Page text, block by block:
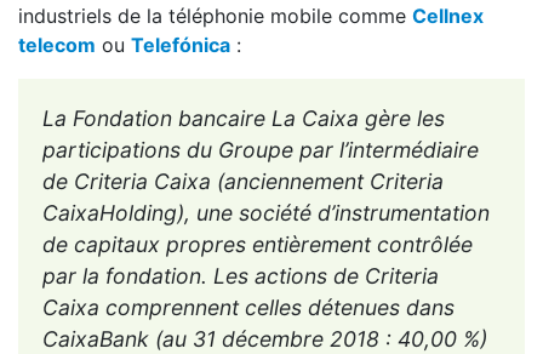
industriels de la téléphonie mobile comme Cellnex
telecom ou Telefónica :
La Fondation bancaire La Caixa gère les
participations du Groupe par l’intermédiaire
de Criteria Caixa (anciennement Criteria
CaixaHolding), une société d’instrumentation
de capitaux propres entièrement contrôlée
par la fondation. Les actions de Criteria
Caixa comprennent celles détenues dans
CaixaBank (au 31 décembre 2018 : 40,00 %)